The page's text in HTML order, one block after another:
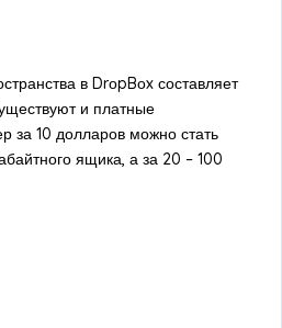
в DrоpBоx составляет
и платные
за 10 долларов можно стать
ящика, а за 20 – 100